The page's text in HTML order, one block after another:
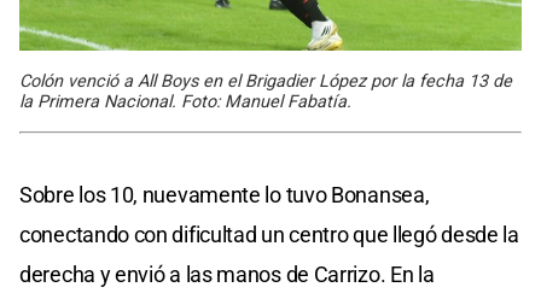
Colón venció a All Boys en el Brigadier López por la fecha 13 de
la Primera Nacional. Foto: Manuel Fabatía.
Sobre los 10, nuevamente lo tuvo Bonansea,
conectando con dificultad un centro que llegó desde la
derecha y envió a las manos de Carrizo. En la